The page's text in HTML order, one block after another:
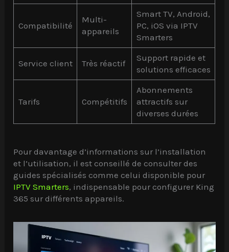
Compatibilité
Multi-
appareils
Smart TV, Android,
PC, iOS via IPTV
Smarters
Service client Très réactif
Support rapide et
solutions efficaces
Tarifs Compétitifs
Abonnements
attractifs sur
diverses durées
Pour davantage d’informations sur l’installation
et l’utilisation, il est conseillé de consulter des
guides spécialisés comme celui disponible pour
IPTV Smarters, indispensable pour configurer King
365 sur différents appareils.